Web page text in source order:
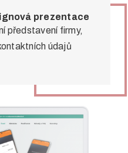
prezentace
představení firmy,
údajů